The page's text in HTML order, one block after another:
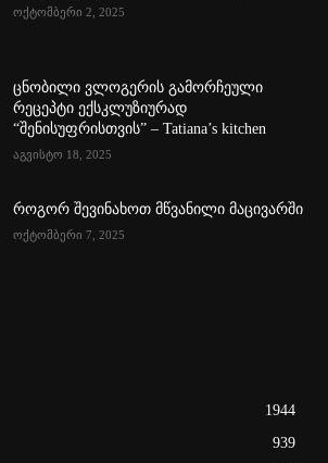
ოქტომბერი 2, 2025
ცნობილი ვლოგერის გამორჩეული
რეცეპტი ექსკლუზიურად
“შენისუფრისთვის” – Tatiana’s kitchen
აგვისტო 18, 2025
როგორ შევინახოთ მწვანილი მაცივარში
ოქტომბერი 7, 2025
1944
939